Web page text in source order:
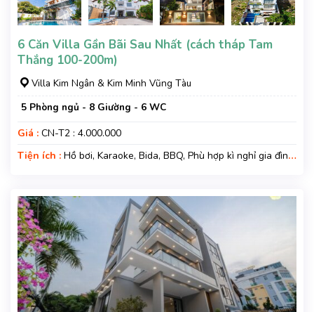
6 Căn Villa Gần Bãi Sau Nhất (cách tháp Tam
Thắng 100-200m)
Villa Kim Ngân & Kim Minh Vũng Tàu
5 Phòng ngủ - 8 Giường - 6 WC
Giá : CN-T2 : 4.000.000
Tiện ích : Hồ bơi, Karaoke, Bida, BBQ, Phù hợp kì nghỉ gia đình,